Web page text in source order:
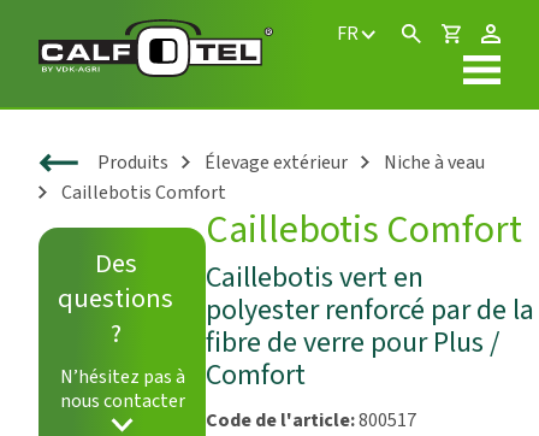
FR
Produits Élevage extérieur
Niche à veau
Caillebotis Comfort
Des
questions
?
N’hésitez pas à
nous contacter
Caillebotis Comfort
Caillebotis vert en
polyester renforcé par de la
fibre de verre pour Plus /
Comfort
Code de l'article:800517